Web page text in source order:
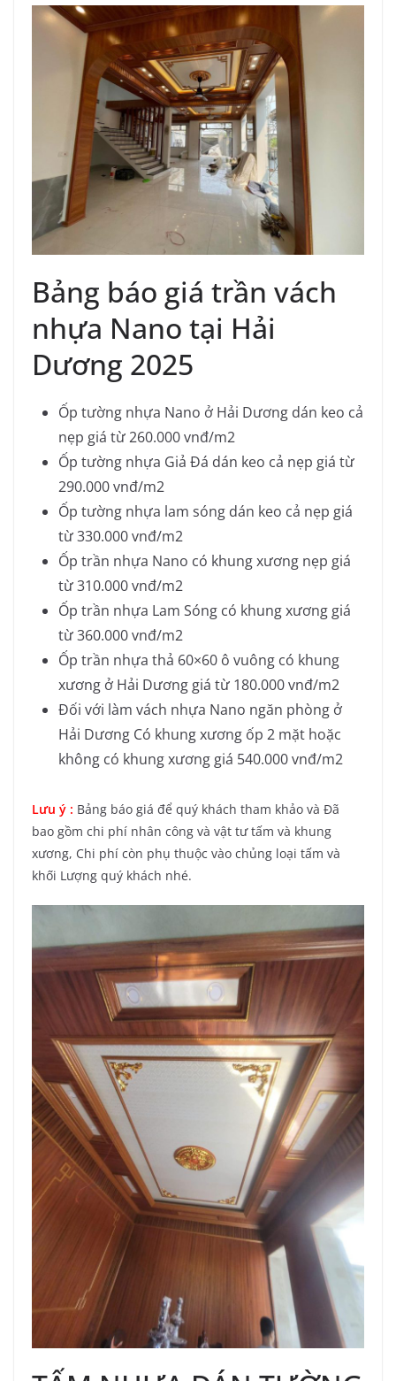
Bảng báo giá trần vách
nhựa Nano tại Hải
Dương 2025
Ốp tường nhựa Nano ở Hải Dương dán keo cả
nẹp giá từ 260.000 vnđ/m2
Ốp tường nhựa Giả Đá dán keo cả nẹp giá từ
290.000 vnđ/m2
Ốp tường nhựa lam sóng dán keo cả nẹp giá
từ 330.000 vnđ/m2
Ốp trần nhựa Nano có khung xương nẹp giá
từ 310.000 vnđ/m2
Ốp trần nhựa Lam Sóng có khung xương giá
từ 360.000 vnđ/m2
Ốp trần nhựa thả 60×60 ô vuông có khung
xương ở Hải Dương giá từ 180.000 vnđ/m2
Đối với làm vách nhựa Nano ngăn phòng ở
Hải Dương Có khung xương ốp 2 mặt hoặc
không có khung xương giá 540.000 vnđ/m2
Lưu ý : Bảng báo giá để quý khách tham khảo và Đã
bao gồm chi phí nhân công và vật tư tấm và khung
xương, Chi phí còn phụ thuộc vào chủng loại tấm và
khối Lượng quý khách nhé.